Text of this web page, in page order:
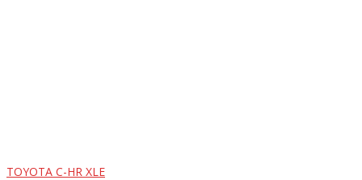
TOYOTA C-HR XLE